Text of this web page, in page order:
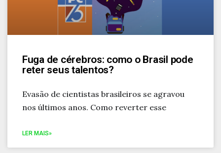
Fuga de cérebros: como o Brasil pode
reter seus talentos?
Evasão de cientistas brasileiros se agravou
nos últimos anos. Como reverter esse
LER MAIS»